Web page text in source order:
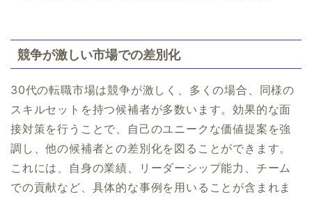
競争が激しい市場での差別化
30代の転職市場は競争が激しく、多くの場合、同様の
スキルセットを持つ候補者が多数います。効果的な面
接対策を行うことで、自己のユニークな価値提案を強
調し、他の候補者との差別化を図ることができます。
これには、自身の業績、リーダーシップ能力、チーム
での貢献など、具体的な事例を用いることが含まれま